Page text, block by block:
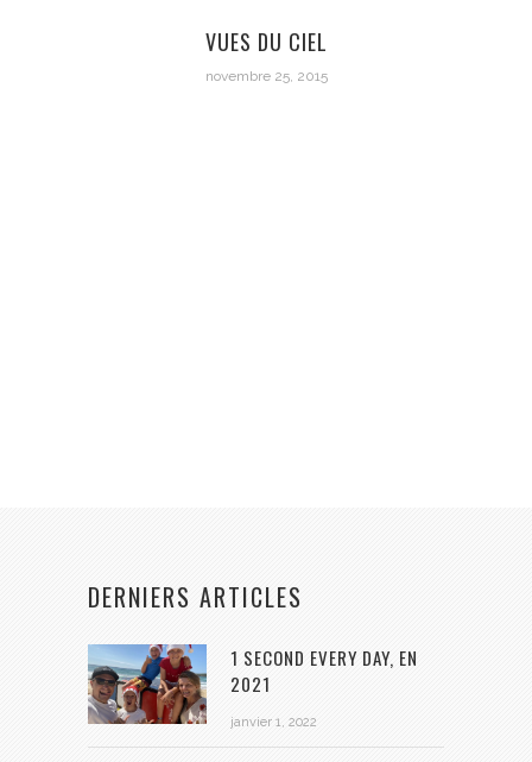
VUES DU CIEL
novembre 25, 2015
DERNIERS ARTICLES
1 SECOND EVERY DAY, EN
2021
janvier 1, 2022